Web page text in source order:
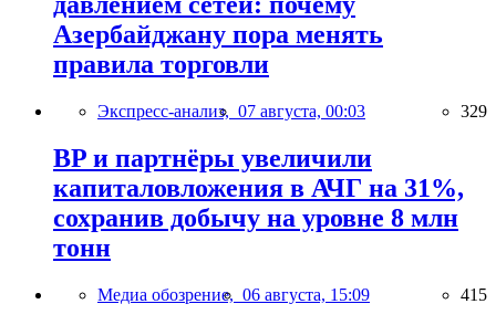
Азербайджану пора менять
правила торговли
Экспресс-анализ, 07 августа, 00:03 329
BP и партнёры увеличили
капиталовложения в АЧГ на 31%,
сохранив добычу на уровне 8 млн
тонн
Медиа обозрение, 06 августа, 15:09 415